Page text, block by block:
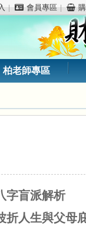
會員專區
柏老師專區
字盲派解析
折人生與父母